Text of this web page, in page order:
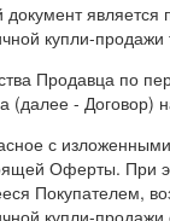
купли-
Продавца по
(далее - Договор)
с
Оферты. При
Покупателем,
купли-